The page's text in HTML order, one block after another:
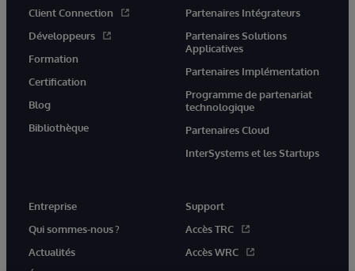
Client Connection
Développeurs
Formation
Certification
Blog
Bibliothèque
Partenaires Intégrateurs
Partenaires Solutions
Applicatives
Partenaires Implémentation
Programme de partenariat
technologique
Partenaires Cloud
InterSystems et les Startups
Entreprise
Qui sommes-nous ?
Actualités
Support
Accès TRC
Accès WRC